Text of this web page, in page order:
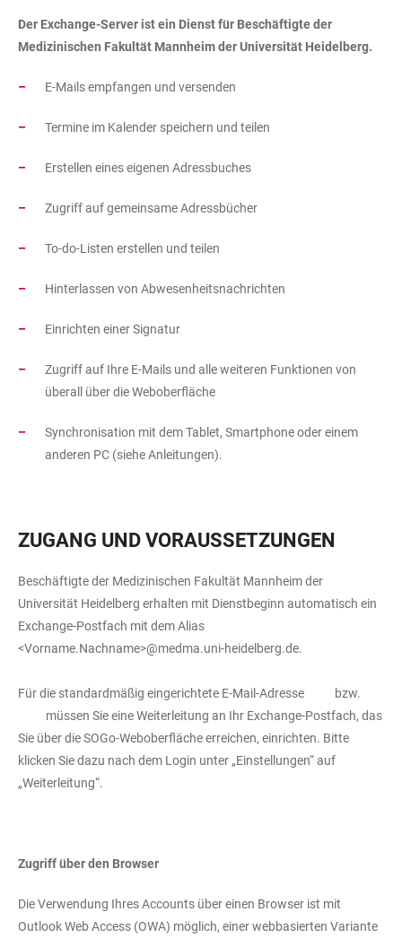
Der Exchange-Server ist ein Dienst für Beschäftigte der
Medizinischen Fakultät Mannheim der Universität Heidelberg.
E-Mails empfangen und versenden
Termine im Kalender speichern und teilen
Erstellen eines eigenen Adressbuches
Zugriff auf gemeinsame Adressbücher
To-do-Listen erstellen und teilen
Hinterlassen von Abwesenheitsnachrichten
Einrichten einer Signatur
Zugriff auf Ihre E-Mails und alle weiteren Funktionen von
überall über die Weboberfläche
Synchronisation mit dem Tablet, Smartphone oder einem
anderen PC (siehe Anleitungen).
ZUGANG UND VORAUSSETZUNGEN
Beschäftigte der Medizinischen Fakultät Mannheim der
Universität Heidelberg erhalten mit Dienstbeginn automatisch ein
Exchange-Postfach mit dem Alias
<Vorname.Nachname>@medma.uni-heidelberg.de.
Für die standardmäßig eingerichtete E-Mail-Adresse
bzw.
müssen Sie eine Weiterleitung an Ihr Exchange-Postfach, das
Sie über die SOGo-Weboberfläche erreichen, einrichten. Bitte
klicken Sie dazu nach dem Login unter „Einstellungen“ auf
„Weiterleitung“.
Zugriff über den Browser
Die Verwendung Ihres Accounts über einen Browser ist mit
Outlook Web Access (OWA) möglich, einer webbasierten Variante